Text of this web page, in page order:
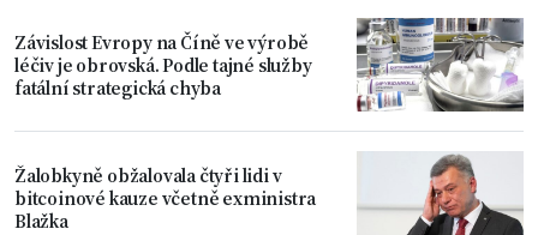
Závislost Evropy na Číně ve výrobě
léčiv je obrovská. Podle tajné služby
fatální strategická chyba
Žalobkyně obžalovala čtyři lidi v
bitcoinové kauze včetně exministra
Blažka